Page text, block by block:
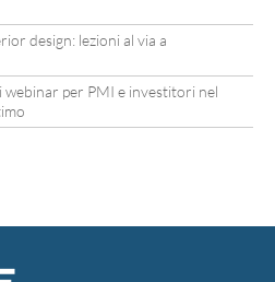
design: lezioni al via a
webinar per PMI e investitori nel